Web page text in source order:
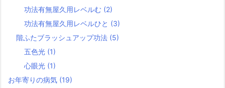
功法有無屋久用レベルむ (2)
功法有無屋久用レベルひと (3)
階ふたブラッシュアップ功法 (5)
五色光 (1)
心眼光 (1)
お年寄りの病気 (19)